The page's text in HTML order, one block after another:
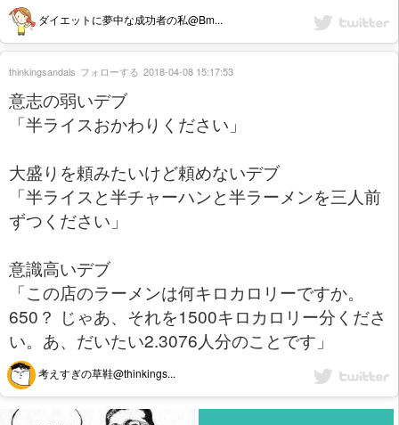
ダイエットに夢中な成功者の私@Bm...
意志の弱いデブ
「半ライスおかわりください」
大盛りを頼みたいけど頼めないデブ
「半ライスと半チャーハンと半ラーメンを三人前
ずつください」
意識高いデブ
「この店のラーメンは何キロカロリーですか。
650？ じゃあ、それを1500キロカロリー分くださ
い。あ、だいたい2.3076人分のことです」
考えすぎの草鞋@thinkings...
thinkingsandals フォローする 2018-04-08 15:17:53